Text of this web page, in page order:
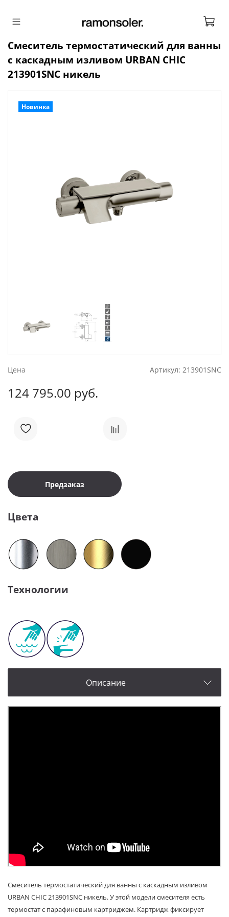
Новинка
Цена Артикул: 213901SNC
Смеситель термостатический для ванны
с каскадным изливом URBAN CHIC
213901SNC никель
124 795.00 руб.
Предзаказ
Цвета
Технологии
Описание
Смеситель термостатический для ванны с каскадным изливом
URBAN CHIC 213901SNC никель. У этой модели смесителя есть
термостат с парафиновым картриджем. Картридж фиксирует